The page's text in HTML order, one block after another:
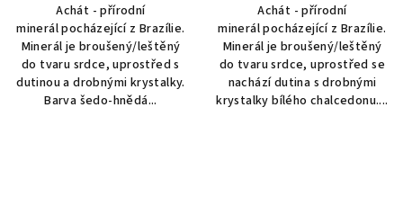
Achát - přírodní
minerál pocházející z Brazílie.
Minerál je broušený/leštěný
do tvaru srdce, uprostřed s
dutinou a drobnými krystalky.
Barva šedo-hnědá...
Achát - přírodní
minerál pocházející z Brazílie.
Minerál je broušený/leštěný
do tvaru srdce, uprostřed se
nachází dutina s drobnými
krystalky bílého chalcedonu....